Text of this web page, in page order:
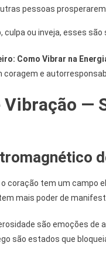
pessoas
ou inveja, esses
Como Vibrar na
e
Vibração —
coração tem um campo
mais poder de
são emoções de
são estados que